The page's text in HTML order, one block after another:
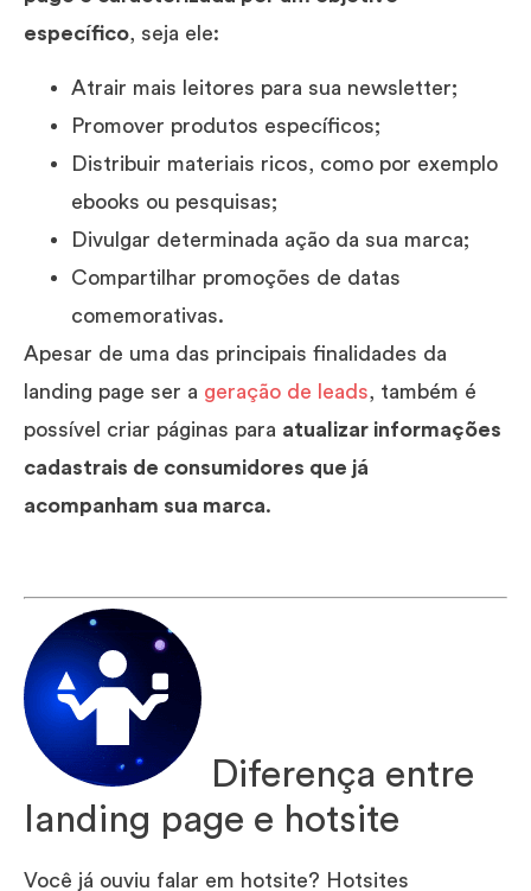
específico , seja ele:
Atrair mais leitores para sua newsletter;
Promover produtos específicos;
Distribuir materiais ricos, como por exemplo
ebooks ou pesquisas;
Divulgar determinada ação da sua marca;
Compartilhar promoções de datas
comemorativas.
Apesar de uma das principais finalidades da
landing page ser a geração de leads, também é
possível criar páginas para atualizar informações
cadastrais de consumidores que já
acompanham sua marca.
Diferença entre
landing page e hotsite
Você já ouviu falar em hotsite? Hotsites